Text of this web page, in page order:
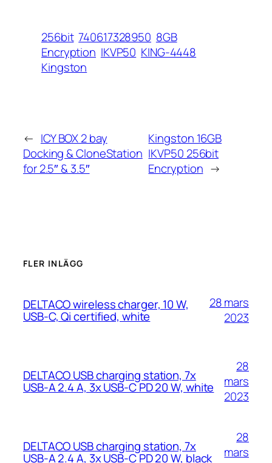
256bit 740617328950 8GB
Encryption IKVP50 KING-4448
Kingston
← ICY BOX 2 bay
Docking & CloneStation
for 2.5″ & 3.5″
Kingston 16GB
IKVP50 256bit
Encryption →
FLER INLÄGG
DELTACO wireless charger, 10 W,
USB-C, Qi certified, white
28 mars
2023
DELTACO USB charging station, 7x
USB-A 2.4 A, 3x USB-C PD 20 W, white
28
mars
2023
DELTACO USB charging station, 7x
USB-A 2.4 A, 3x USB-C PD 20 W, black
28
mars